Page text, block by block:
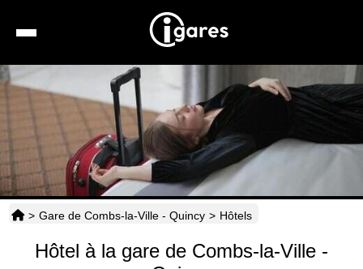
Location de voiture
Hôtels
Taxis
Transports
Horaires
> Gare de Combs-la-Ville - Quincy > Hôtels
Hôtel à la gare de Combs-la-Ville -